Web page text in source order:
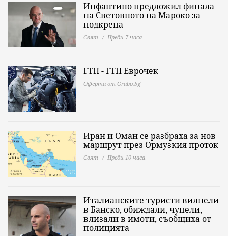
Инфантино предложил финала
на Световното на Мароко за
подкрепа
Свят Преди 7 часа
ГТП - ГТП Еврочек
Оферта от Grabo.bg
Иран и Оман се разбраха за нов
маршрут през Ормузкия проток
Свят Преди 10 часа
Италианските туристи вилнели
в Банско, обиждали, чупели,
влизали в имоти, съобщиха от
полицията